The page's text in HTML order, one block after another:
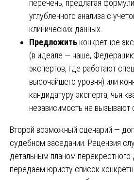
перечень, предлагая
углубленного анализа с
клинических данных.
Предложить конкретное
(в идеале — наше,
экспертов, где работают
высочайшего уровня) или
кандидатуру эксперта, чья
независимость не вызывают
Второй возможный сценарий —
судебном заседании. Рецензия
детальным планом
передаем юристу список